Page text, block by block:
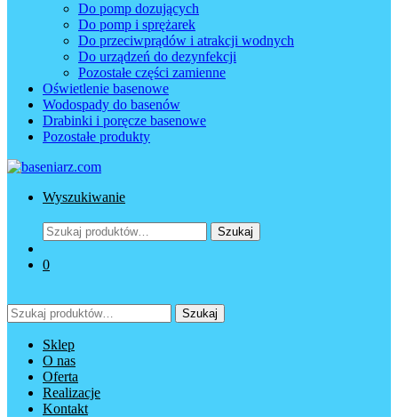
Do pomp dozujących
Do pomp i sprężarek
Do przeciwprądów i atrakcji wodnych
Do urządzeń do dezynfekcji
Pozostałe części zamienne
Oświetlenie basenowe
Wodospady do basenów
Drabinki i poręcze basenowe
Pozostałe produkty
Wyszukiwanie
Szukaj: Szukaj
0
Szukaj: Szukaj
Sklep
O nas
Oferta
Realizacje
Kontakt